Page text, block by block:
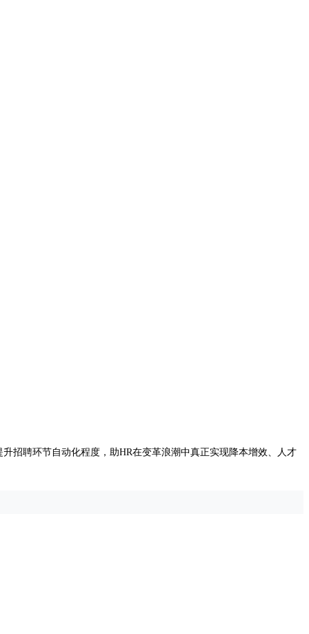
招聘环节自动化程度，助HR在变革浪潮中真正实现降本增效、人才